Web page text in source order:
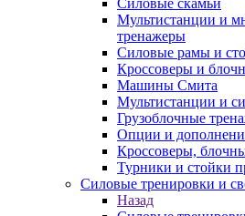
Силовые скамьи
Мультистанции и
тренажеры
Силовые рамы и
Кроссоверы и
Машины Смита
Мультистанции и
Грузоблочные
Опции и
Кроссоверы,
Турники и стойки
Силовые тренировки и
Назад